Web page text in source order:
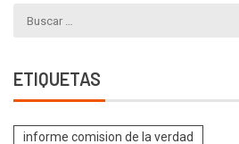
ETIQUETAS
informe comision de la verdad